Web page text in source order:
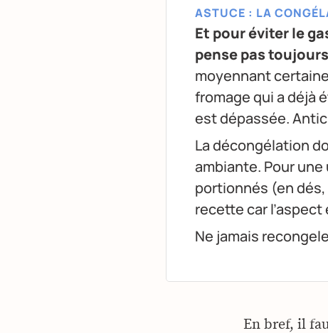
ASTUCE : LA
Et pour éviter le
pense pas
moyennant
fromage qui a déjà
est dépassée.
La décongélation
ambiante. Pour
portionnés (en
recette car
Ne jamais
En bref, il